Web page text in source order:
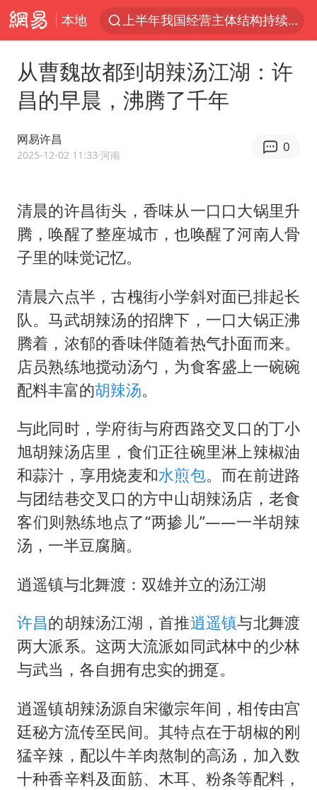
本地
俄称边境州遭乌大规模袭击已致13伤
于东来回应胖东来近25年老店年底关闭
白海豚北上或致京津冀暴雨
国足U17与阿森纳决赛取消 并列冠军
10余省份将出现强风雨 局地特大暴雨
中国第1高楼阻尼器摆动明显
新疆一婚礼线上邀请引热议
《龙餐馆》 冲奖
上门女婿出轨女邻居多年被判重婚罪
韩军前线部队连曝丑闻
奋力开创中国式现代化建设新局面
从曹魏故都到胡辣汤江湖：许
昌的早晨，沸腾了千年
网易许昌
2025-12-02 11:33·河南
0
清晨的许昌街头，香味从一口口大锅里升
腾，唤醒了整座城市，也唤醒了河南人骨
子里的味觉记忆。
清晨六点半，古槐街小学斜对面已排起长
队。马武胡辣汤的招牌下，一口大锅正沸
腾着，浓郁的香味伴随着热气扑面而来。
店员熟练地搅动汤勺，为食客盛上一碗碗
配料丰富的胡辣汤。
与此同时，学府街与府西路交叉口的丁小
旭胡辣汤店里，食们正往碗里淋上辣椒油
和蒜汁，享用烧麦和水煎包。而在前进路
与团结巷交叉口的方中山胡辣汤店，老食
客们则熟练地点了“两掺儿”——一半胡辣
汤，一半豆腐脑。
逍遥镇与北舞渡：双雄并立的汤江湖
许昌的胡辣汤江湖，首推逍遥镇与北舞渡
两大派系。这两大流派如同武林中的少林
与武当，各自拥有忠实的拥趸。
逍遥镇胡辣汤源自宋徽宗年间，相传由宫
廷秘方流传至民间。其特点在于胡椒的刚
猛辛辣，配以牛羊肉熬制的高汤，加入数
十种香辛料及面筋、木耳、粉条等配料，